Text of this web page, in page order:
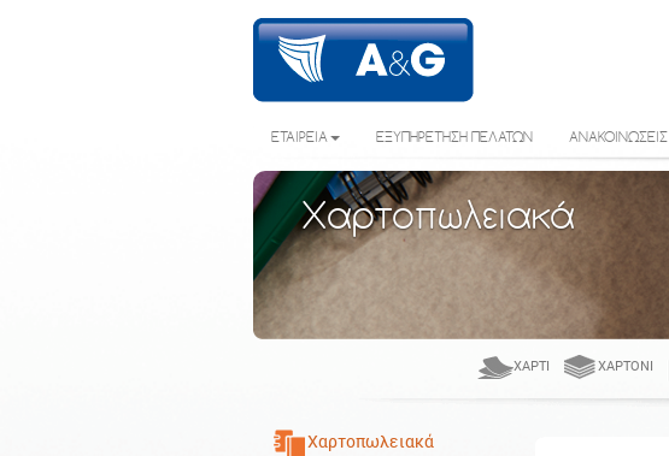
ΕΤΑΙΡΕΙΑ ΕΞΥΠΗΡΕΤΗΣΗ ΠΕΛΑΤΩΝ ΑΝΑΚΟΙΝΩΣΕΙΣ
Χαρτοπωλειακά
ΧΑΡΤΊ ΧΑΡΤΌΝΙ
Χαρτοπωλειακά